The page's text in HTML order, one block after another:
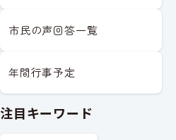
市民の声回答一覧
年間行事予定
注目キーワード